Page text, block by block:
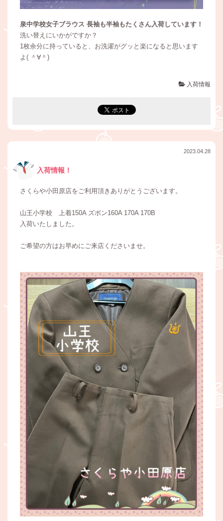
泉中学校女子ブラウス 長袖も半袖もたくさん入荷しています！
洗い替えにいかがですか？
1枚余分に持っていると、お洗濯がグッと楽になると思います
よ( ＾∀＾)
入荷情報
2023.04.28
入荷情報！
さくらや小田原店をご利用頂きありがとうございます。
山王小学校 上着150A ズボン160A 170A 170B
入荷いたしました。
ご希望の方はお早めにご来店くださいませ。